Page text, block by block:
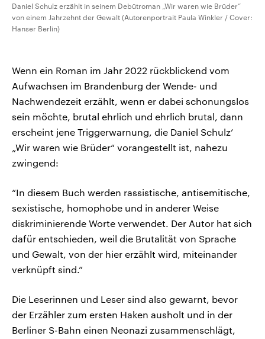
Daniel Schulz erzählt in seinem Debütroman „Wir waren wie Brüder“
von einem Jahrzehnt der Gewalt (Autorenportrait Paula Winkler / Cover:
Hanser Berlin)
Wenn ein Roman im Jahr 2022 rückblickend vom
Aufwachsen im Brandenburg der Wende- und
Nachwendezeit erzählt, wenn er dabei schonungslos
sein möchte, brutal ehrlich und ehrlich brutal, dann
erscheint jene Triggerwarnung, die Daniel Schulz’
„Wir waren wie Brüder“ vorangestellt ist, nahezu
zwingend:
“In diesem Buch werden rassistische, antisemitische,
sexistische, homophobe und in anderer Weise
diskriminierende Worte verwendet. Der Autor hat sich
dafür entschieden, weil die Brutalität von Sprache
und Gewalt, von der hier erzählt wird, miteinander
verknüpft sind.”
Die Leserinnen und Leser sind also gewarnt, bevor
der Erzähler zum ersten Haken ausholt und in der
Berliner S-Bahn einen Neonazi zusammenschlägt,